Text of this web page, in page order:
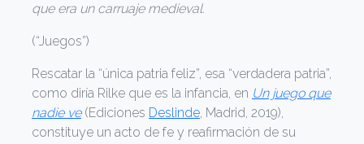
que era un carruaje medieval.
(“Juegos”)
Rescatar la “única patria feliz”, esa “verdadera patria”,
como diría Rilke que es la infancia, en Un juego que
nadie ve(Ediciones Deslinde, Madrid, 2019),
constituye un acto de fe y reafirmación de su